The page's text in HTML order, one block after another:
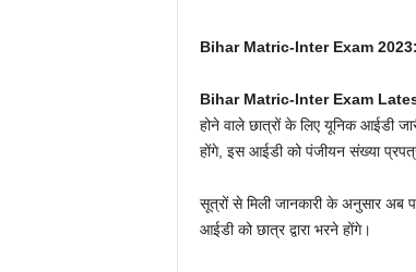
Bihar Matric-Inter Exam 2023:
Bihar Matric-Inter Exam
होने वाले छात्रों के लिए यूनिक आईडी
होंगे, इस आईडी को पंजीयन संख्या प्रपत्र
सूत्रों से मिली जानकारी के अनुसार अब
आईडी को छात्र द्वारा भरने होंगे।